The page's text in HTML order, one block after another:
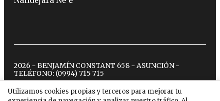
Utilizamos cookies propias y terceros para mejorar tu
2026 - BENJAMÍN CONSTANT 658 - ASUNCIÓN -
TELÉFONO: (0994) 715 715